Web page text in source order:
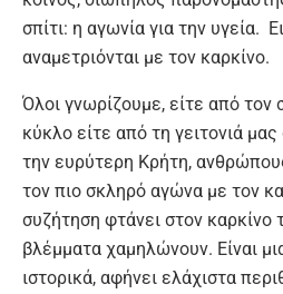
σπίτι: η αγωνία για την υγεία.
αναμετριόνται με τον καρκίνο.
Όλοι γνωρίζουμε, είτε από τον
κύκλο είτε από τη γειτονιά
την ευρύτερη Κρήτη,
τον πιο σκληρό αγώνα με τον
συζήτηση φτάνει στον καρκίνο
βλέμματα χαμηλώνουν. Είναι
ιστορικά, αφήνει ελάχιστα